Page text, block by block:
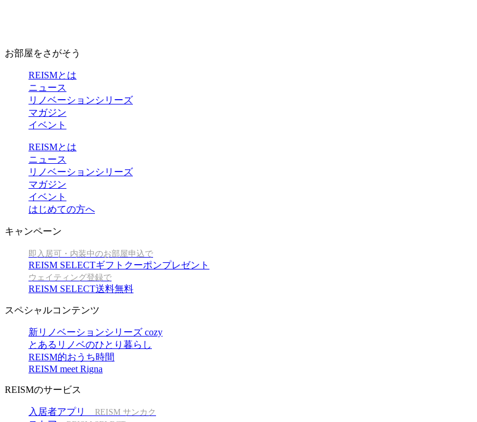
お部屋をさがそう
REISMとは
ニュース
リノベーションシリーズ
マガジン
イベント
REISMとは
ニュース
リノベーションシリーズ
マガジン
イベント
はじめての方へ
キャンペーン
即入居可・内装中のお部屋申込で
REISM SELECTギフトクーポンプレゼント
ウェイティング登録で
REISM SELECT送料無料
スペシャルコンテンツ
新リノベーションシリーズ cozy
とあるリノベのひとり暮らし
REISM的おうち時間
REISM meet Rigna
REISMのサービス
入居者アプリ REISM サンカク